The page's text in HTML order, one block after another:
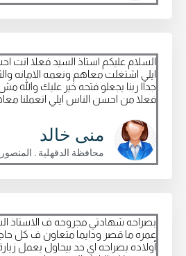
السلام عليكم استاذ السيد فعلا انت
ايلي اشتغلت معاهم ونعمه الامانه
جداا ربنا يجعلو فتحه خير عليك والله مش
فعلا من احسن الناس ايلي اتعملنا معاهم
منى خالد
محافظة الدقهلية . المنصورة
بصراحه شهادتي مجروحه ف الاستاذ
عمره ما قصر ودايما متعاون ف كل حاجه..
أولاده بصراحه اي حد بيحاول يعمل زيارة